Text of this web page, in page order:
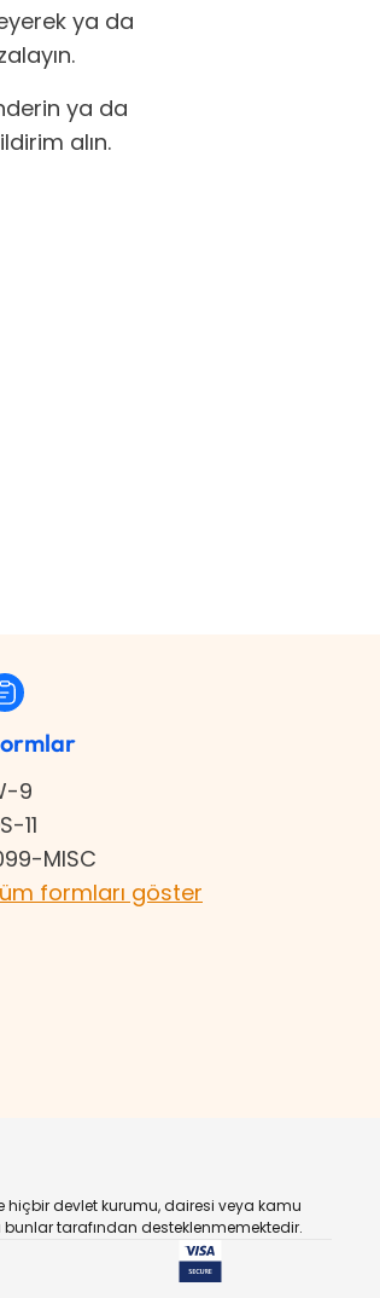
ya da
ya da
alın.
9
11
MISC
formları göster
hiçbir devlet kurumu, dairesi veya kamu
bunlar tarafından desteklenmemektedir.